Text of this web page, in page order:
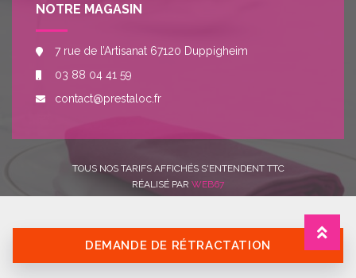
NOTRE MAGASIN
7 rue de l’Artisanat 67120 Duppigheim
03 88 04 41 59
contact@prestaloc.fr
TOUS NOS TARIFS AFFICHÉS S'ENTENDENT TTC
RÉALISÉ PAR WEB67
DEMANDE DE RÉTRACTATION